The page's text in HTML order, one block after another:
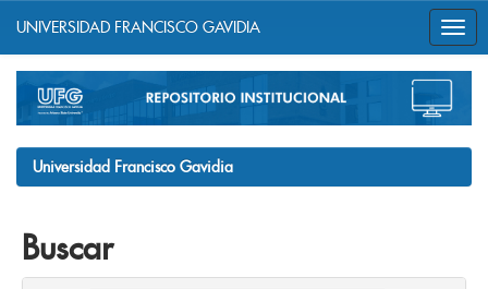
navigation
UNIVERSIDAD FRANCISCO GAVIDIA
Universidad Francisco Gavidia
Buscar